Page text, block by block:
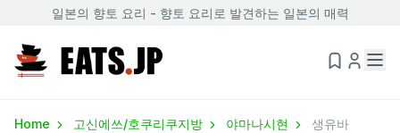
일본의 향토 요리 - 향토 요리로 발견하는 일본의 매력
Home 고신에쓰/호쿠리쿠지방 야마나시현 생유바